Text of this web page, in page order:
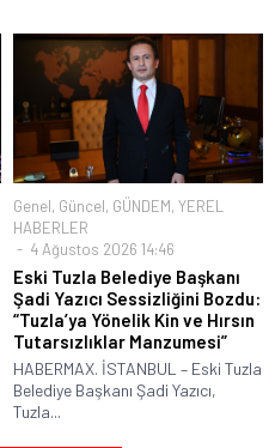
Genel, Güncel, GÜNDEM, YEREL
HABERLER
4 Ağustos 2026 14:46
Eski Tuzla Belediye Başkanı
Şadi Yazıcı Sessizliğini Bozdu:
“Tuzla’ya Yönelik Kin ve Hırsın
Tutarsızlıklar Manzumesi”
HABERMAX. İSTANBUL – Eski Tuzla
Belediye Başkanı Şadi Yazıcı,
Tuzla...